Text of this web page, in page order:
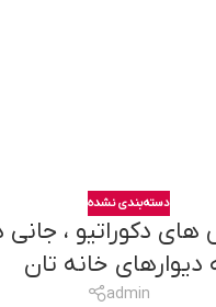
دسته‌بندی نشده
دکوراتیو ، جانی
دیوارهای خانه تان
admin